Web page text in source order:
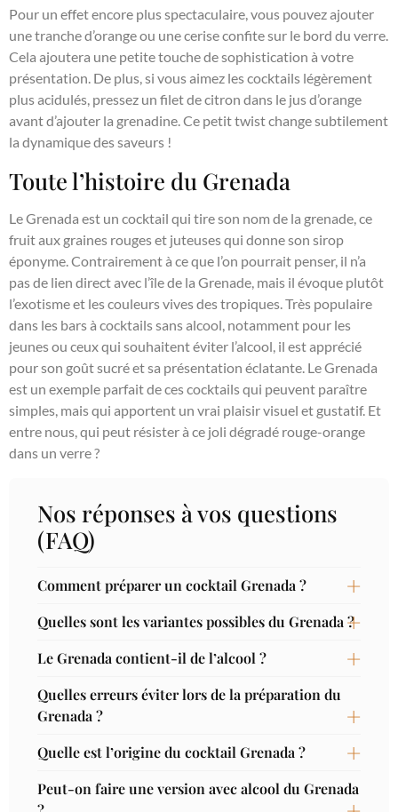
Pour un effet encore plus spectaculaire, vous pouvez ajouter
une tranche d’orange ou une cerise confite sur le bord du verre.
Cela ajoutera une petite touche de sophistication à votre
présentation. De plus, si vous aimez les cocktails légèrement
plus acidulés, pressez un filet de citron dans le jus d’orange
avant d’ajouter la grenadine. Ce petit twist change subtilement
la dynamique des saveurs !
Toute l’histoire du Grenada
Le Grenada est un cocktail qui tire son nom de la grenade, ce
fruit aux graines rouges et juteuses qui donne son sirop
éponyme. Contrairement à ce que l’on pourrait penser, il n’a
pas de lien direct avec l’île de la Grenade, mais il évoque plutôt
l’exotisme et les couleurs vives des tropiques. Très populaire
dans les bars à cocktails sans alcool, notamment pour les
jeunes ou ceux qui souhaitent éviter l’alcool, il est apprécié
pour son goût sucré et sa présentation éclatante. Le Grenada
est un exemple parfait de ces cocktails qui peuvent paraître
simples, mais qui apportent un vrai plaisir visuel et gustatif. Et
entre nous, qui peut résister à ce joli dégradé rouge-orange
dans un verre ?
Nos réponses à vos questions
(FAQ)
Comment préparer un cocktail Grenada ?
Quelles sont les variantes possibles du Grenada ?
Le Grenada contient-il de l’alcool ?
Quelles erreurs éviter lors de la préparation du
Grenada ?
Quelle est l’origine du cocktail Grenada ?
Peut-on faire une version avec alcool du Grenada